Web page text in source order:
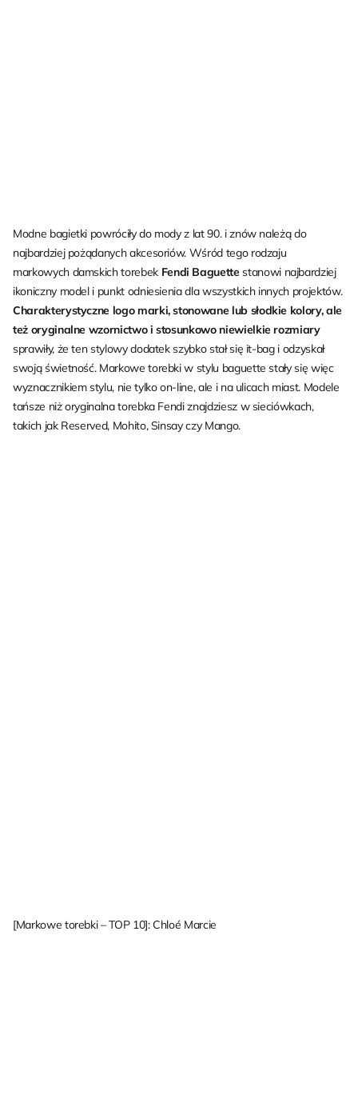
Modne bagietki powróciły do mody z lat 90. i znów należą do
najbardziej pożądanych akcesoriów. Wśród tego rodzaju
markowych damskich torebek Fendi Baguette stanowi najbardziej
ikoniczny model i punkt odniesienia dla wszystkich innych projektów.
Charakterystyczne logo marki, stonowane lub słodkie kolory, ale
też oryginalne wzornictwo i stosunkowo niewielkie rozmiary
sprawiły, że ten stylowy dodatek szybko stał się it-bag i odzyskał
swoją świetność. Markowe torebki w stylu baguette stały się więc
wyznacznikiem stylu, nie tylko on-line, ale i na ulicach miast. Modele
tańsze niż oryginalna torebka Fendi znajdziesz w sieciówkach,
takich jak Reserved, Mohito, Sinsay czy Mango.
[Markowe torebki – TOP 10]: Chloé Marcie